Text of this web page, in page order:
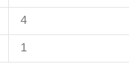
4
1